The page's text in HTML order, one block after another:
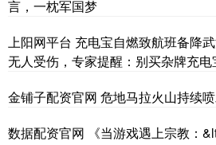
言，一枕军国梦
上阳网平台 充电宝自燃致航班备降
无人受伤，专家提醒：别买杂牌充电
金铺子配资官网 危地马拉火山持续
数据配资官网 《当游戏遇上宗教：